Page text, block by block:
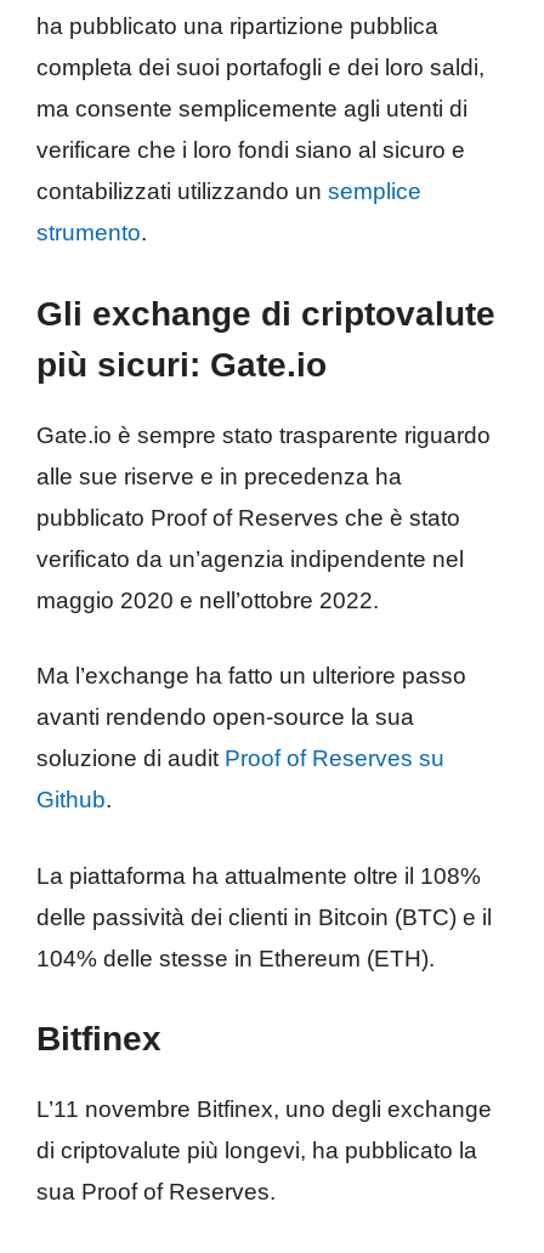
ha pubblicato una ripartizione pubblica
completa dei suoi portafogli e dei loro saldi,
ma consente semplicemente agli utenti di
verificare che i loro fondi siano al sicuro e
contabilizzati utilizzando un semplice
strumento.
Gli exchange di criptovalute
più sicuri: Gate.io
Gate.io è sempre stato trasparente riguardo
alle sue riserve e in precedenza ha
pubblicato Proof of Reserves che è stato
verificato da un’agenzia indipendente nel
maggio 2020 e nell’ottobre 2022.
Ma l’exchange ha fatto un ulteriore passo
avanti rendendo open-source la sua
soluzione di audit Proof of Reserves su
Github.
La piattaforma ha attualmente oltre il 108%
delle passività dei clienti in Bitcoin (BTC) e il
104% delle stesse in Ethereum (ETH).
Bitfinex
L’11 novembre Bitfinex, uno degli exchange
di criptovalute più longevi, ha pubblicato la
sua Proof of Reserves.